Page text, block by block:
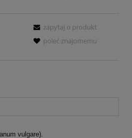
zapytaj o produkt
poleć znajomemu
vulgare).